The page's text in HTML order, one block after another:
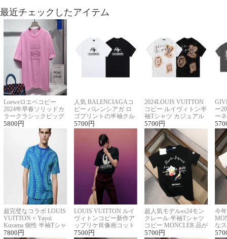
最近チェックしたアイテム
Loeweロエベコピー
2024年早春ソリッドカ
ラークラシックビッグ
ロゴ刺繍Tシャツ
5800 円
人気 BALENCIAGAコ
ピー バレンシアガ ロ
ゴプリントの半袖クル
ーネックTシャツ
5700 円
2024LOUIS VUITTON
コピー ルイヴィトン半
袖Tシャツ カジュアル
に馴染む 2色展開
5700 円
ー
ー
ー
超完璧なコラボ LOUIS
VUITTON × Yayoi
Kusama 個性 半袖Tシャ
ツコピー男女兼用
7800 円
LOUIS VUITTON ルイ
ヴィトンコピー新作ア
ップリケ肖像画コット
ンニット半袖Tシャツ
7500 円
超人気モデルss24モン
クレール 半袖Tシャツ
コピー MONCLER 品が
良く見た目
5700 円
今
な
ル